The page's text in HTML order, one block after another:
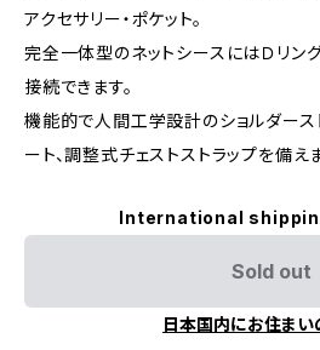
アクセサリー・ポケット。
完全一体型のネットシースにはＤリン
接続できます。
機能的で人間工学設計のショルダー
ート、調整式チェストストラップを備えま
International
Sold out
日本国内にお住まい